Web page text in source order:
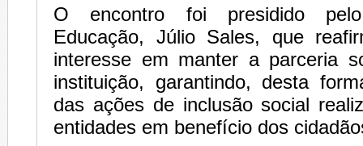
O encontro foi presidido
Educação, Júlio Sales, que
interesse em manter a parceria
instituição, garantindo, desta
das ações de inclusão social
entidades em benefício dos